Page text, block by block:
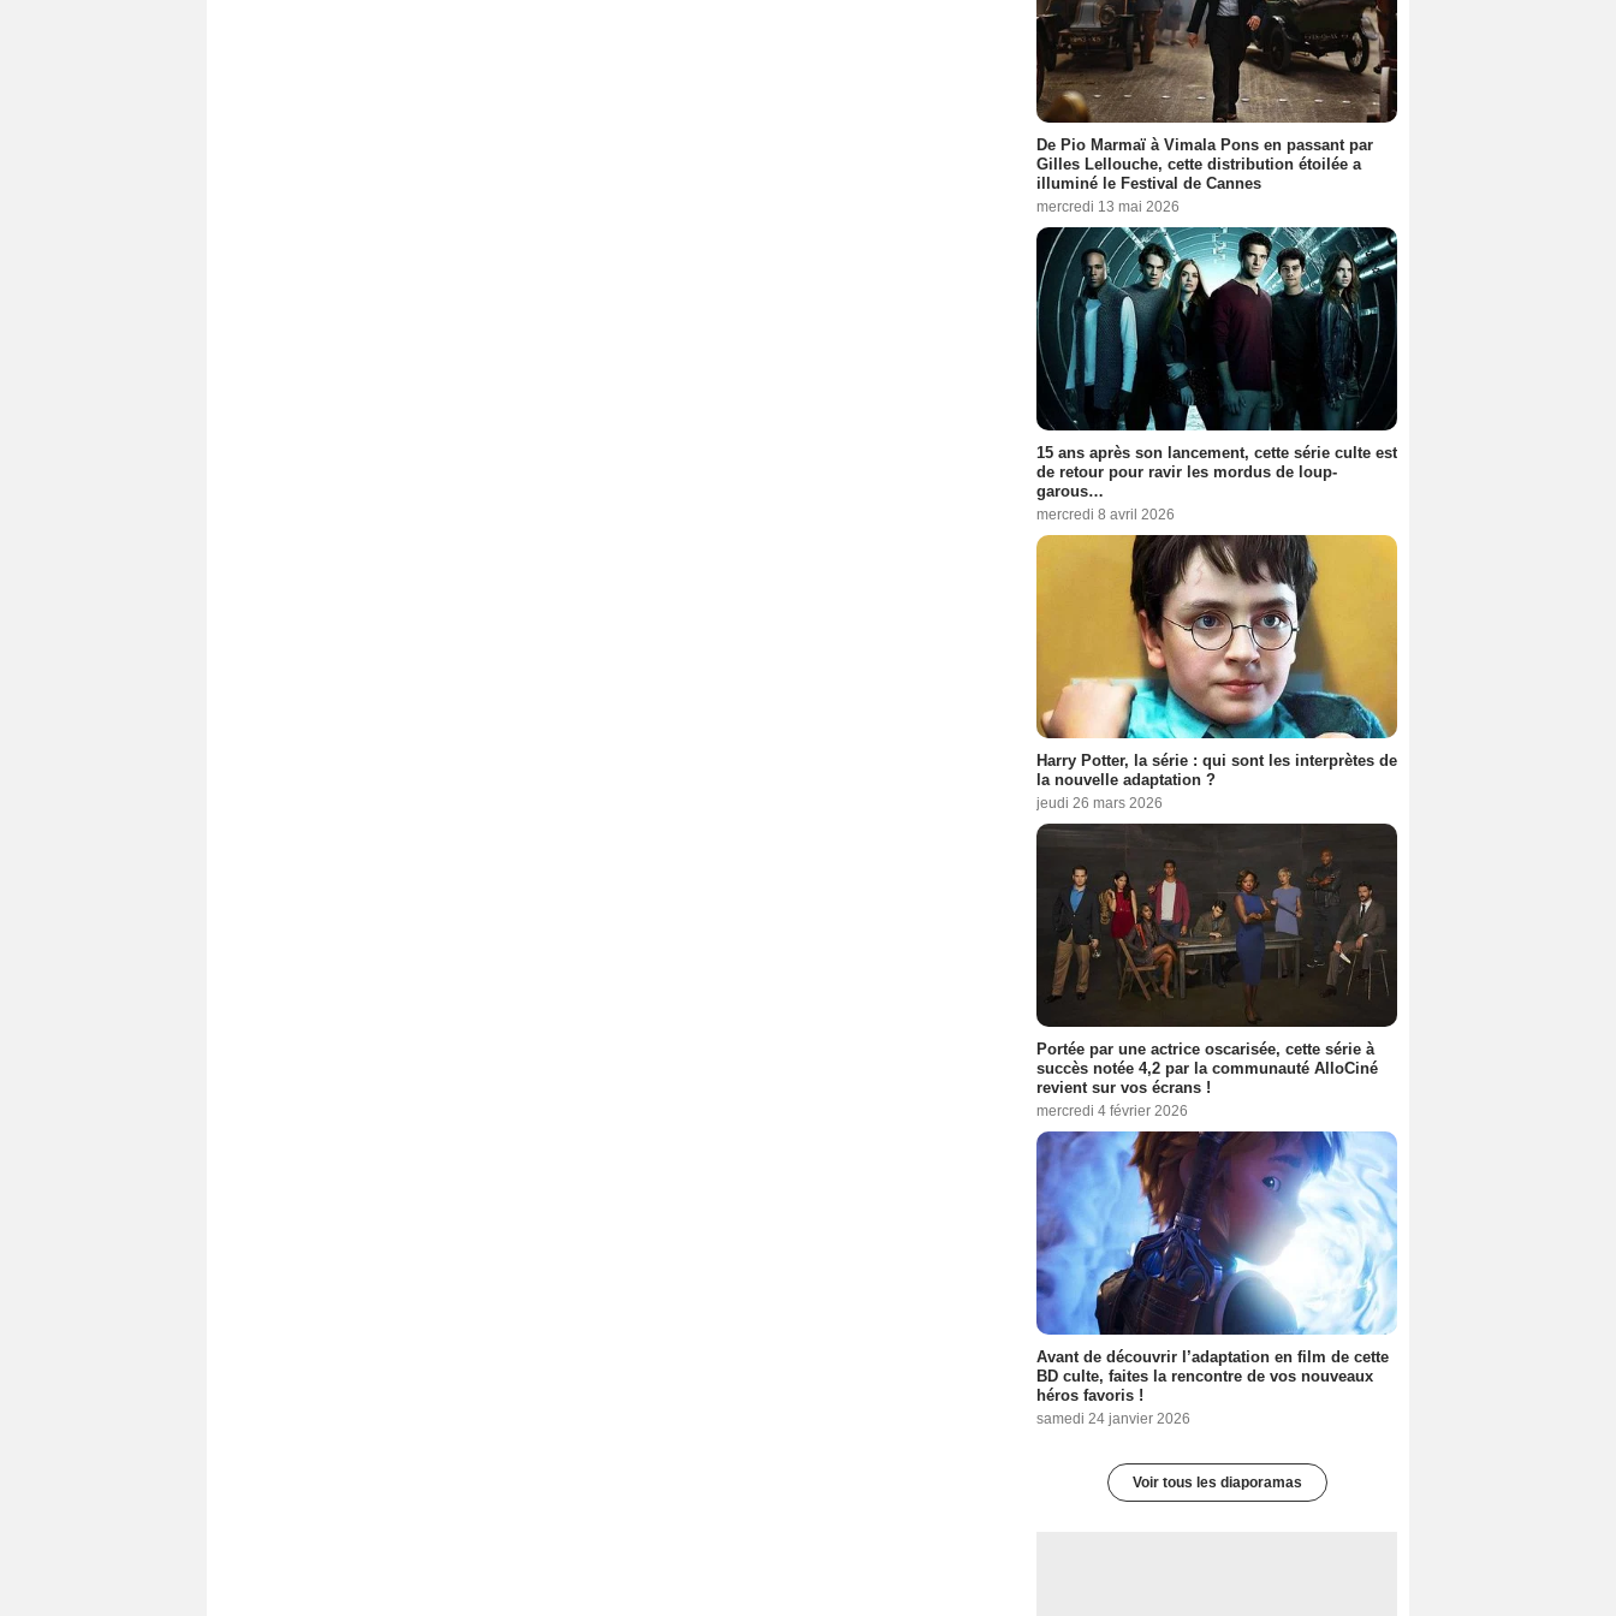
De Pio Marmaï à Vimala Pons en passant par
Gilles Lellouche, cette distribution étoilée a
illuminé le Festival de Cannes
mercredi 13 mai 2026
15 ans après son lancement, cette série culte est
de retour pour ravir les mordus de loup-
garous…
mercredi 8 avril 2026
Harry Potter, la série : qui sont les interprètes de
la nouvelle adaptation ?
jeudi 26 mars 2026
Portée par une actrice oscarisée, cette série à
succès notée 4,2 par la communauté AlloCiné
revient sur vos écrans !
mercredi 4 février 2026
Avant de découvrir l’adaptation en film de cette
BD culte, faites la rencontre de vos nouveaux
héros favoris !
samedi 24 janvier 2026
Voir tous les diaporamas